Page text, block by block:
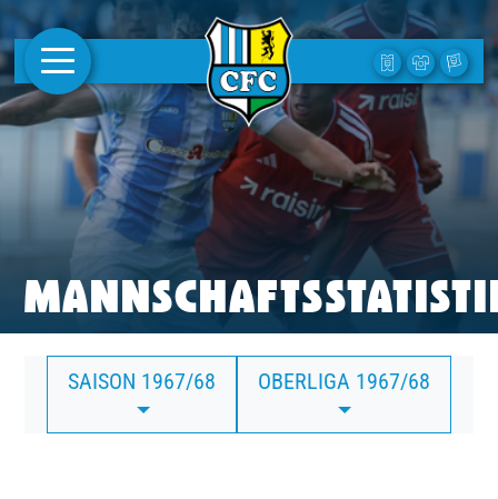
AKTUELLES
1. MANNSCHAFT
FRAUEN
CAMPUS
CLUB
CLUBMITGLIEDSCHAFT
BUSINESS
SAISON 1967/68 OBERLIGA 1967/68